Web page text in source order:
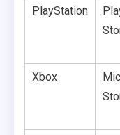
PlayStation
Xbox